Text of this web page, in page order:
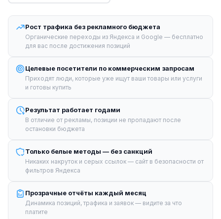
Рост трафика без рекламного бюджета
Органические переходы из Яндекса и Google — бесплатно
для вас после достижения позиций
Целевые посетители по коммерческим запросам
Приходят люди, которые уже ищут ваши товары или услуги
и готовы купить
Результат работает годами
В отличие от рекламы, позиции не пропадают после
остановки бюджета
Только белые методы — без санкций
Никаких накруток и серых ссылок — сайт в безопасности от
фильтров Яндекса
Прозрачные отчёты каждый месяц
Динамика позиций, трафика и заявок — видите за что
платите